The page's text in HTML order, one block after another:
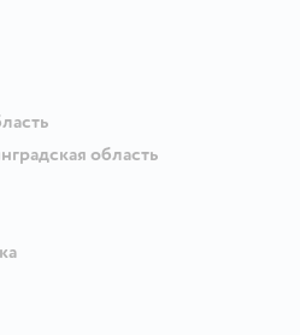
область